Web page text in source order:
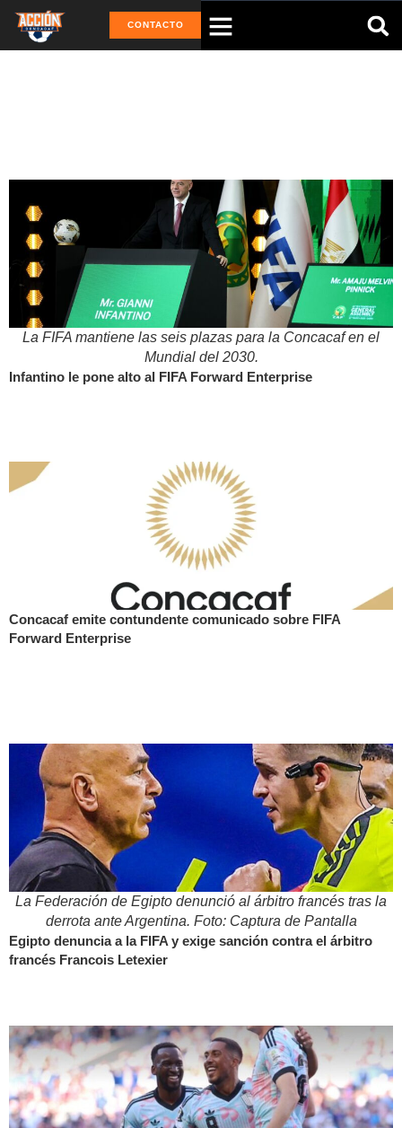
CONTACTO
La FIFA mantiene las seis plazas para la Concacaf en el
Mundial del 2030.
Infantino le pone alto al FIFA Forward Enterprise
Concacaf emite contundente comunicado sobre FIFA
Forward Enterprise
La Federación de Egipto denunció al árbitro francés tras la
derrota ante Argentina. Foto: Captura de Pantalla
Egipto denuncia a la FIFA y exige sanción contra el árbitro
francés Francois Letexier